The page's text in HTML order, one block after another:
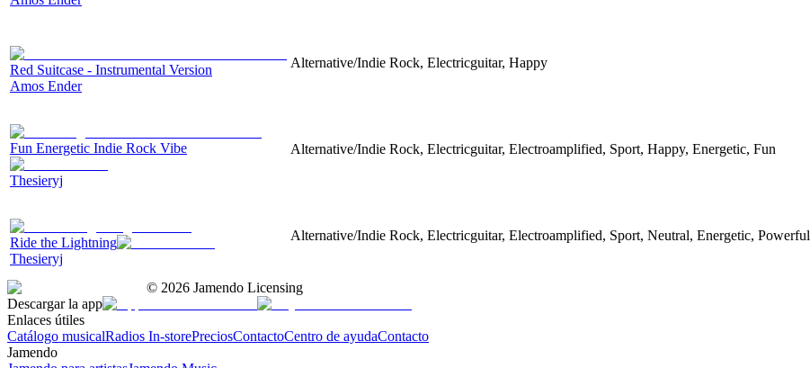
Red Suitcase - Instrumental Version
Amos Ender
Alternative/Indie Rock, Electricguitar, Happy
Fun Energetic Indie Rock Vibe
Thesieryj
Alternative/Indie Rock, Electricguitar, Electroamplified, Sport, Happy, Energetic, Fun
Ride the Lightning
Thesieryj
Alternative/Indie Rock, Electricguitar, Electroamplified, Sport, Neutral, Energetic, Powerful
© 2026 Jamendo Licensing
Descargar la app
Enlaces útiles
Catálogo musicalRadios In-storePreciosContactoCentro de ayudaContacto
Jamendo